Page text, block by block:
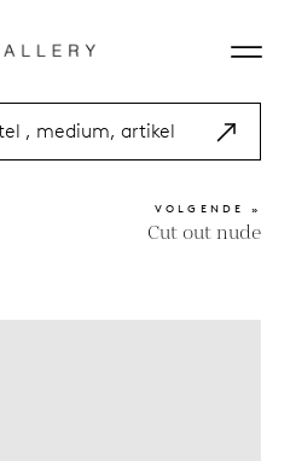
VOLGENDE »
Cut out nude